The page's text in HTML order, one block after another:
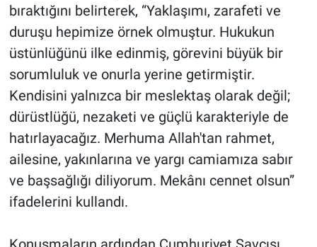
bıraktığını belirterek, “Yaklaşımı, zarafeti ve
duruşu hepimize örnek olmuştur. Hukukun
üstünlüğünü ilke edinmiş, görevini büyük bir
sorumluluk ve onurla yerine getirmiştir.
Kendisini yalnızca bir meslektaş olarak değil;
dürüstlüğü, nezaketi ve güçlü karakteriyle de
hatırlayacağız. Merhuma Allah'tan rahmet,
ailesine, yakınlarına ve yargı camiamıza sabır
ve başsağlığı diliyorum. Mekânı cennet olsun”
ifadelerini kullandı.